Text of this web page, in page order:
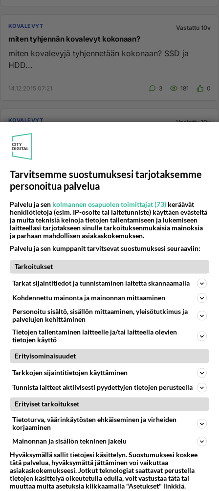
KOVALEVYT Vastattu 10v
miten tyhjennän kovalevyt kokonaan?
miten kovalevyjä tyhjennetään kokonaan? SSD ja
HDD...
14.12.2015 07:21 3 181 0
KOVALEVYT Vastattu 10v
1 Teran WD herjaa S.M.A.R.T status bad
Ottsikon mukainen herja tulee bootatessa ja asema on
tosi hidas. Ilmeissti levy on hajoamassa. Hain
vesterisen sivuilta ...
26.11.2015 18:35
TIETOKONEET Vastattu 10v
Hyvä/Paras kovalevy malli ja merkki
Kertokaa hyvä tai paras pyörivän levyn merkki ja malli,
joku 1teran levy. Tulisi käyttikselle....
KOVALEVYT Vastattu 10v
Roaming kansio vie tilaa
Roaming kansio vie 22Gt vaikka siellä ei ole
lähellekkään niin paljoa mitään...
07.11.2015 12:23
Tarvitsemme suostumuksesi tarjotaksemme
personoitua palvelua
Palvelu ja sen kolmannen osapuolen toimittajat (73) keräävät
henkilötietoja (esim. IP-osoite tai laitetunniste) käyttäen evästeitä
ja muita teknisiä keinoja tietojen tallentamiseen ja lukemiseen
laitteellasi tarjotakseen sinulle tarkoituksenmukaisia mainoksia
ja parhaan mahdollisen asiakaskokemuksen.
Palvelu ja sen kumppanit tarvitsevat suostumuksesi seuraaviin:
Tarkoitukset
Tarkat sijaintitiedot ja tunnistaminen laitetta skannaamalla
Kohdennettu mainonta ja mainonnan mittaaminen
Personoitu sisältö, sisällön mittaaminen, yleisötutkimus ja
palvelujen kehittäminen
Tietojen tallentaminen laitteelle ja/tai laitteella olevien
tietojen käyttö
Erityisominaisuudet
Tarkkojen sijaintitietojen käyttäminen
Tunnista laitteet aktiivisesti pyydettyjen tietojen perusteella
Erityiset tarkoitukset
Tietoturva, väärinkäytösten ehkäiseminen ja virheiden
korjaaminen
Mainonnan ja sisällön tekninen jakelu
Hyväksymällä sallit tietojesi käsittelyn. Suostumuksesi koskee
tätä palvelua, hyväksymättä jättäminen voi vaikuttaa
asiakaskokemukseesi. Jotkut teknologiat saattavat perustella
tietojen käsittelyä oikeutetulla edulla, voit vastustaa tätä tai
muuttaa muita asetuksia klikkaamalla "Asetukset" linkkiä.